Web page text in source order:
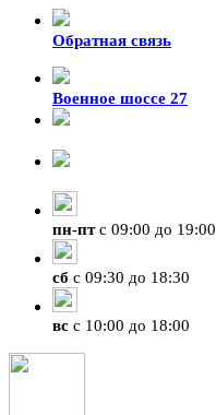
Обратная связь
Военное шоссе 27
пн-птс 09:00 до 19:00
сб с 09:30 до 18:30
вс с 10:00 до 18:00